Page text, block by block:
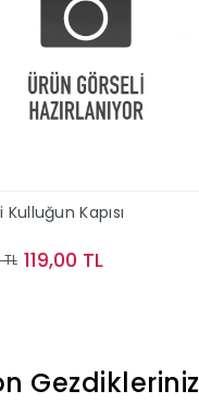
Kulluğun Kapısı
119,00 TL
Gezdikleriniz